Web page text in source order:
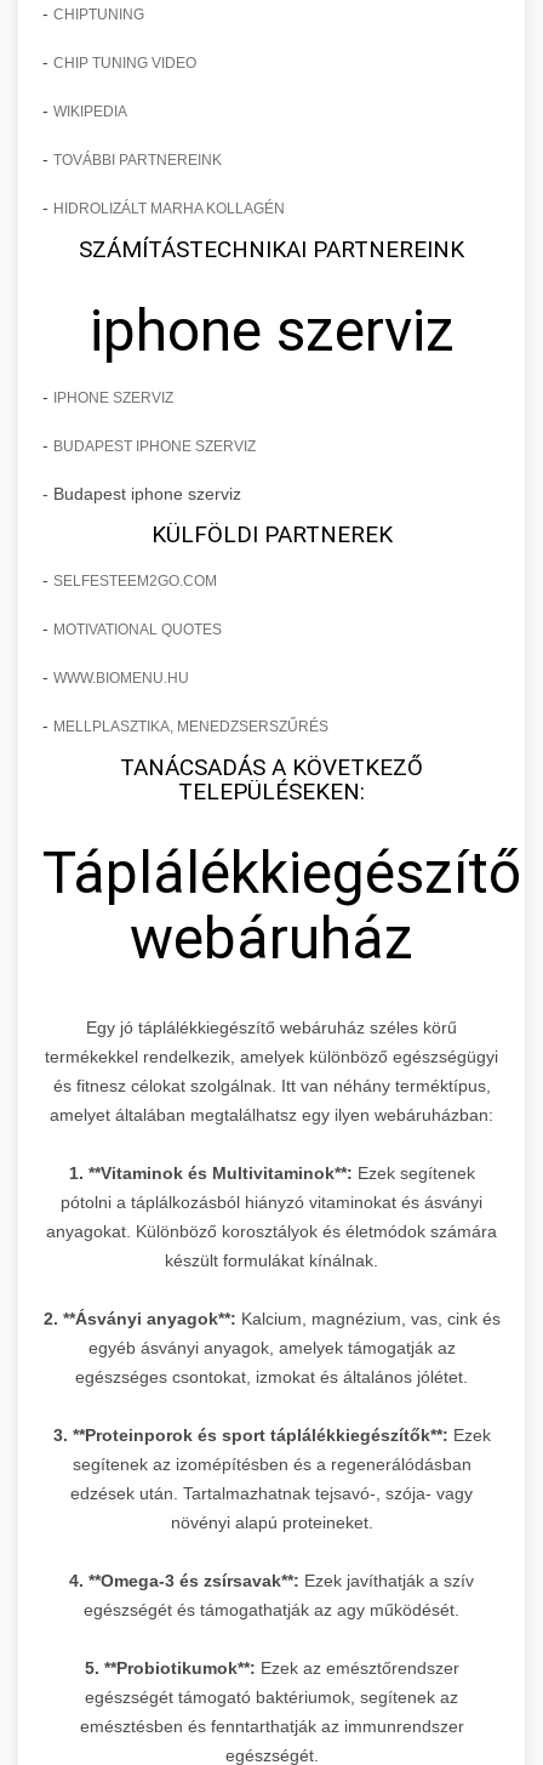
- CHIPTUNING
- CHIP TUNING VIDEO
- WIKIPEDIA
- TOVÁBBI PARTNEREINK
- HIDROLIZÁLT MARHA KOLLAGÉN
SZÁMÍTÁSTECHNIKAI PARTNEREINK
iphone szerviz
- IPHONE SZERVIZ
- BUDAPEST IPHONE SZERVIZ
- Budapest iphone szerviz
KÜLFÖLDI PARTNEREK
- SELFESTEEM2GO.COM
- MOTIVATIONAL QUOTES
- WWW.BIOMENU.HU
- MELLPLASZTIKA, MENEDZSERSZŰRÉS
TANÁCSADÁS A KÖVETKEZŐ
TELEPÜLÉSEKEN:
Táplálékkiegészítő
webáruház
Egy jó táplálékkiegészítő webáruház széles körű
termékekkel rendelkezik, amelyek különböző egészségügyi
és fitnesz célokat szolgálnak. Itt van néhány terméktípus,
amelyet általában megtalálhatsz egy ilyen webáruházban:
1. **Vitaminok és Multivitaminok**: Ezek segítenek
pótolni a táplálkozásból hiányzó vitaminokat és ásványi
anyagokat. Különböző korosztályok és életmódok számára
készült formulákat kínálnak.
2. **Ásványi anyagok**: Kalcium, magnézium, vas, cink és
egyéb ásványi anyagok, amelyek támogatják az
egészséges csontokat, izmokat és általános jólétet.
3. **Proteinporok és sport táplálékkiegészítők**: Ezek
segítenek az izomépítésben és a regenerálódásban
edzések után. Tartalmazhatnak tejsavó-, szója- vagy
növényi alapú proteineket.
4. **Omega-3 és zsírsavak**: Ezek javíthatják a szív
egészségét és támogathatják az agy működését.
5. **Probiotikumok**: Ezek az emésztőrendszer
egészségét támogató baktériumok, segítenek az
emésztésben és fenntarthatják az immunrendszer
egészségét.